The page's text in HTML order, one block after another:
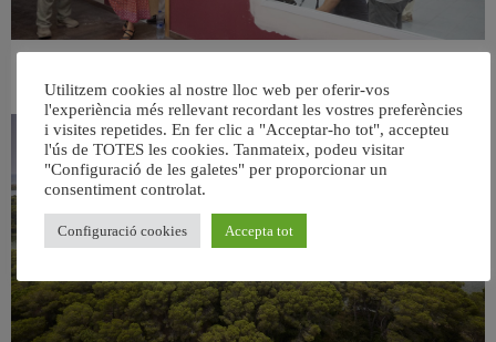
6 agost, 2026
Utilitzem cookies al nostre lloc web per oferir-vos
l'experiència més rellevant recordant les vostres preferències
i visites repetides. En fer clic a "Acceptar-ho tot", accepteu
l'ús de TOTES les cookies. Tanmateix, podeu visitar
"Configuració de les galetes" per proporcionar un
consentiment controlat.
Configuració cookies Accepta tot